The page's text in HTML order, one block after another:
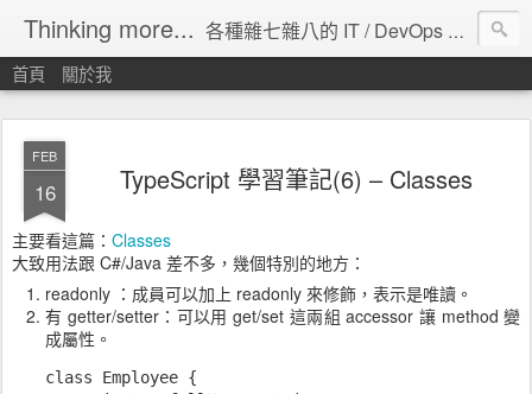
Thinking more... 各種雜七雜八的 IT / DevOps 工具 / 程式設計 / 雲端服務分享。
首頁 關於我
FEB
16 TypeScript 學習筆記(6) – Classes
主要看這篇： Classes
大致用法跟 C#/Java 差不多，幾個特別的地方：
readonly ：成員可以加上 readonly 來修飾，表示是唯讀。
有 getter/setter：可以用 get/set 這兩組 accessor 讓 method 變
成屬性。
class Employee {